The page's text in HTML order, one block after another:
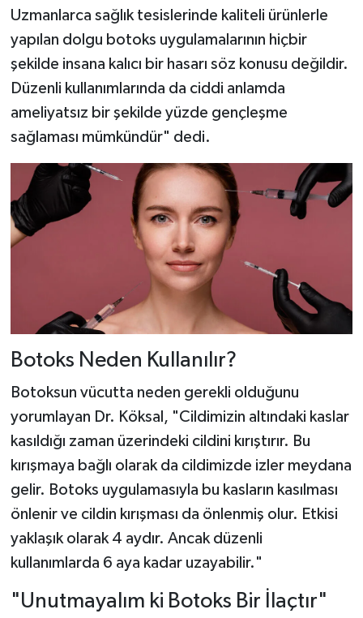
Uzmanlarca sağlık tesislerinde kaliteli ürünlerle
yapılan dolgu botoks uygulamalarının hiçbir
şekilde insana kalıcı bir hasarı söz konusu değildir.
Düzenli kullanımlarında da ciddi anlamda
ameliyatsız bir şekilde yüzde gençleşme
sağlaması mümkündür" dedi.
Botoks Neden Kullanılır?
Botoksun vücutta neden gerekli olduğunu
yorumlayan Dr. Köksal, "Cildimizin altındaki kaslar
kasıldığı zaman üzerindeki cildini kırıştırır. Bu
kırışmaya bağlı olarak da cildimizde izler meydana
gelir. Botoks uygulamasıyla bu kasların kasılması
önlenir ve cildin kırışması da önlenmiş olur. Etkisi
yaklaşık olarak 4 aydır. Ancak düzenli
kullanımlarda 6 aya kadar uzayabilir."
"Unutmayalım ki Botoks Bir İlaçtır"